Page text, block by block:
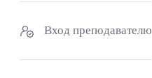
Вход преподавателю